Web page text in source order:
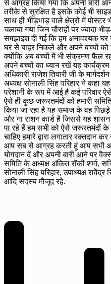
से आग्रह किया गया कि अपनी बारी
तरीके से सुरक्षित है इसके कोई भी
साथ ही भीड़भाड़ वाले क्षेत्रों में पोस्टर
चलाया गया जिन चौराहों पर ज्यादा
समझाइश दी गई कि हम अनावश्यक
घर से बाहर निकले और अपने बच्चों को
क्योंकि अब बच्चों में भी संक्रमण फैल
अपने बच्चों का ध्यान रखें यह
अधिकारी राजेश तिवारी जी के
अध्यक्ष सोनाली सिंह परिहार ने कहा
परेशानी के रूप में आई है कई परिवार
ऐसे ही कुछ जरूरतमंदों को हमारी समिति
किया जा रहा है यह समाज के वह
और ना राशन कार्ड है जिससे यह शासन
पा रहे हैं हम ‌सभी को ऐसे जरूरतमंदों
चाहिए हमारे द्वारा लगातार रक्तदान
आप सब से आग्रह करती हूं आप सभी
योगदान दें और अपनी बारी आने पर
समिति के अध्यक्ष अंकित रॉकी शर्मा,
सोनाली सिंह परिहार, उपाध्यक्ष
आदि सदस्य मौजूद रहे.